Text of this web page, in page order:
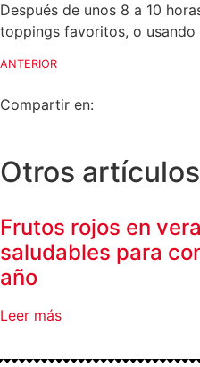
Después de unos 8 a 10
toppings favoritos, o usando
ANTERIOR
Compartir en:
Otros artículos
Frutos rojos en
saludables para
año
Leer más